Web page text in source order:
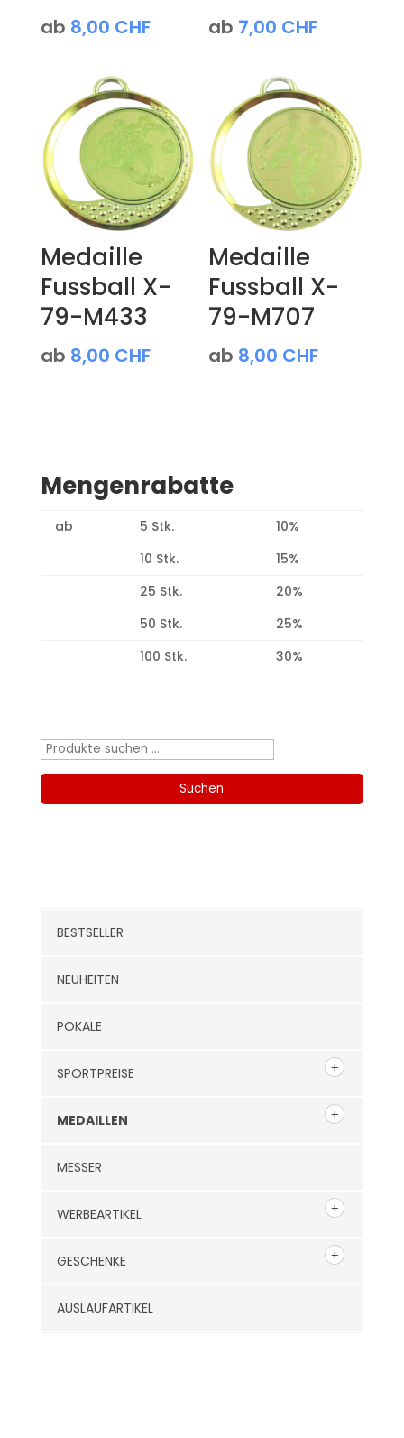
ab 8,00 CHF ab 7,00 CHF
Medaille
Fussball X-
79-M433
ab 8,00 CHF
Medaille
Fussball X-
79-M707
ab 8,00 CHF
Mengenrabatte
ab 5 Stk.
10%
10 Stk.
15%
25 Stk.
20%
50 Stk.
25%
100 Stk.
30%
Suchen
Suchen
BESTSELLER
NEUHEITEN
POKALE
SPORTPREISE
MEDAILLEN
MESSER
WERBEARTIKEL
GESCHENKE
AUSLAUFARTIKEL